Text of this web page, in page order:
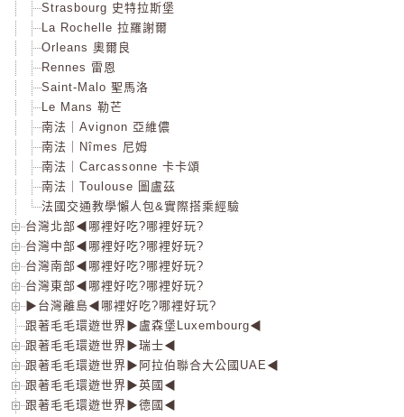
Strasbourg 史特拉斯堡
La Rochelle 拉羅謝爾
Orleans 奧爾良
Rennes 雷恩
Saint-Malo 聖馬洛
Le Mans 勒芒
南法｜Avignon 亞維儂
南法｜Nîmes 尼姆
南法｜Carcassonne 卡卡頌
南法｜Toulouse 圖盧茲
法國交通教學懶人包&實際搭乘經驗
台灣北部◀哪裡好吃?哪裡好玩?
台灣中部◀哪裡好吃?哪裡好玩?
台灣南部◀哪裡好吃?哪裡好玩?
台灣東部◀哪裡好吃?哪裡好玩?
▶台灣離島◀哪裡好吃?哪裡好玩?
跟著毛毛環遊世界▶盧森堡Luxembourg◀
跟著毛毛環遊世界▶瑞士◀
跟著毛毛環遊世界▶阿拉伯聯合大公國UAE◀
跟著毛毛環遊世界▶英國◀
跟著毛毛環遊世界▶德國◀